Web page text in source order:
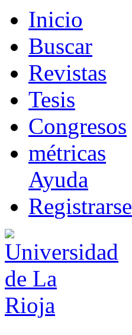
Inicio
Buscar
Revistas
Tesis
Congresos
métricas
Ayuda
Registrarse